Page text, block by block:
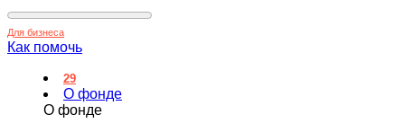
Для бизнеса
Как помочь
29
О фонде
О фонде